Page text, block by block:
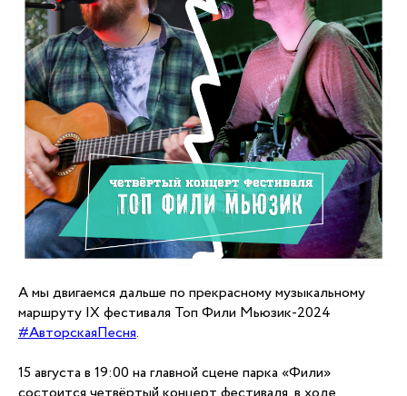
А мы двигаемся дальше по прекрасному музыкальному
маршруту IX фестиваля Топ Фили Мьюзик-2024
#АвторскаяПесня.
15 августа в 19:00 на главной сцене парка «Фили»